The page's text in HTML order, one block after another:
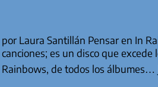
por Laura Santillán Pensar en In
canciones; es un disco que
Rainbows, de todos los álbumes…